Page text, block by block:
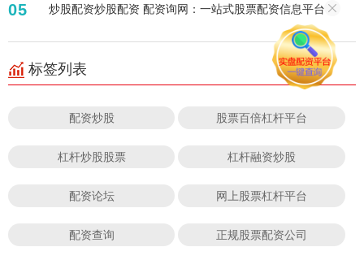
05 炒股配资炒股配资 配资询网：一站式股票配资信息平台
标签列表
配资炒股 股票百倍杠杆平台
杠杆炒股股票 杠杆融资炒股
配资论坛 网上股票杠杆平台
配资查询 正规股票配资公司